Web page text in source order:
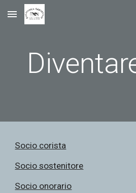
Skip to main content
Socio corista
Socio sostenitore
Socio onorario